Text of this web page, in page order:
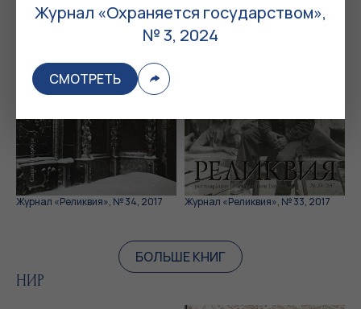
Журнал «Реликвия», № 34, 2017 Журнал «Реликвия», № 33, 2017
БОЛЬШЕ КНИГ
НИР
Журнал «Охраняется государством»,
№ 3, 2024
СМОТРЕТЬ